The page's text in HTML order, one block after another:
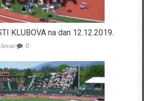
KLUBOVA na dan 12.12.2019.
0